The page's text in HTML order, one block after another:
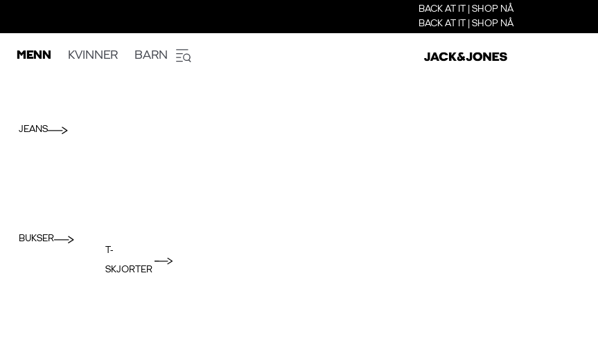
BACK AT IT | SHOP NÅ
BACK AT IT | SHOP NÅ
MENN KVINNER BARN
JEANS
BUKSER
T-
SKJORTER